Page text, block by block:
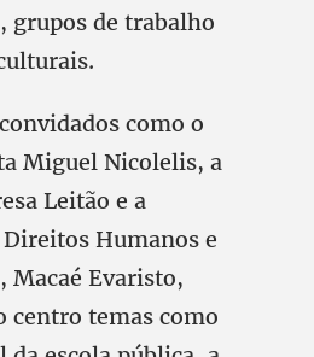
grupos de trabalho
como o
Miguel Nicolelis, a
Leitão e a
Humanos e
Macaé Evaristo,
centro temas como